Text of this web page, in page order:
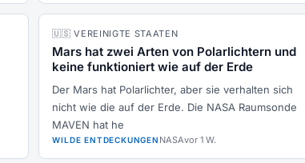
🇺🇸 VEREINIGTE STAATEN
Mars hat zwei Arten von Polarlichtern und
keine funktioniert wie auf der Erde
Der Mars hat Polarlichter, aber sie verhalten sich
nicht wie die auf der Erde. Die NASA Raumsonde
MAVEN hat he
WILDE ENTDECKUNGEN NASAvor 1 W.